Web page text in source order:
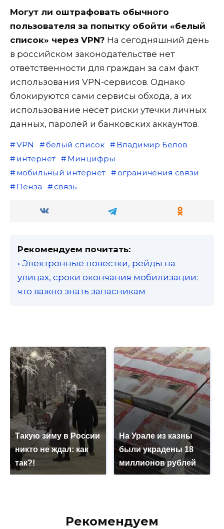
Могут ли оштрафовать обычного
пользователя за попытку обойти «белый
список» через VPN? На сегодняшний день
в российском законодательстве нет
ответственности для граждан за сам факт
использования VPN-сервисов. Однако
блокируются сами сервисы обхода, а их
использование несет риски утечки личных
данных, паролей и банковских аккаунтов.
VPN белый список
Владимир Белов
интернет
Минцифры
мобильный интернет
ограничения связи
Пенза
связь
Рекомендуем почитать:
• Электронные повестки, рейды на
улицах, сроки окончания мобилизации:
что важно знать запасникам
Такую зиму в России
никто не ждал: как
так?!
На Урале из казны
были украдены 18
миллионов рублей
Рекомендуем